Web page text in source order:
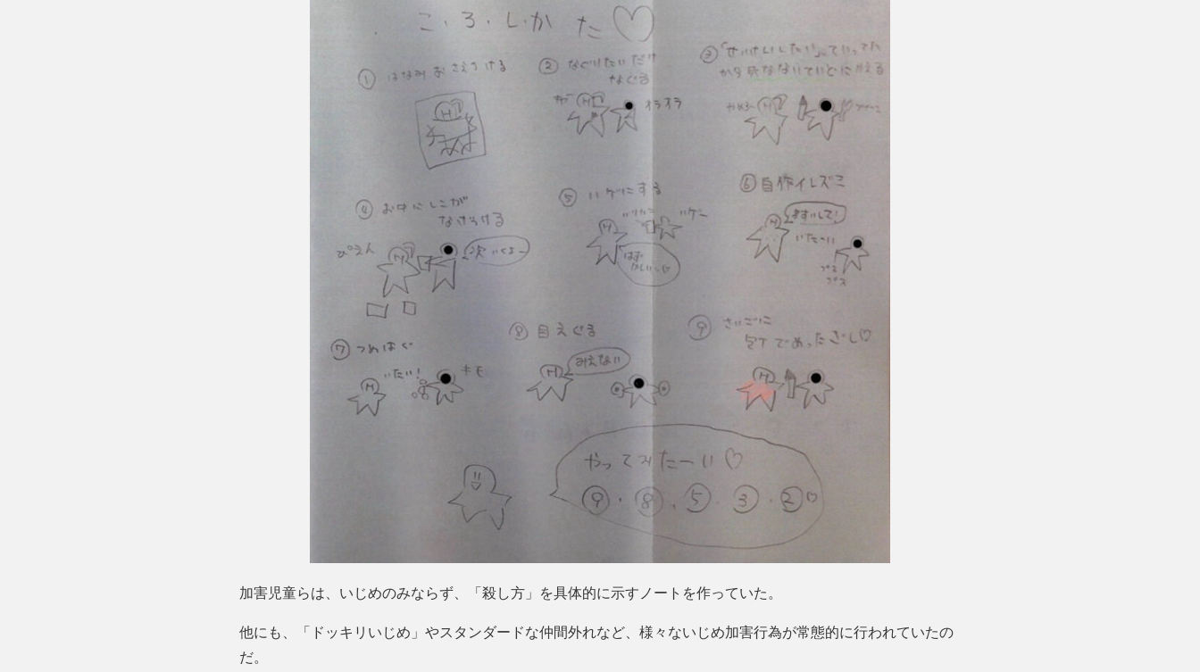
加害児童らは、いじめのみならず、「殺し方」を具体的に示すノートを作っていた。
他にも、「ドッキリいじめ」やスタンダードな仲間外れなど、様々ないじめ加害行為が常態的に行われていたの
だ。